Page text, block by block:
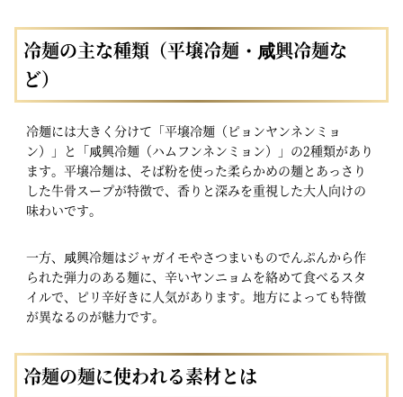
冷麺の主な種類（平壌冷麺・咸興冷麺な
ど）
冷麺には大きく分けて「平壌冷麺（ピョンヤンネンミョ
ン）」と「咸興冷麺（ハムフンネンミョン）」の2種類があり
ます。平壌冷麺は、そば粉を使った柔らかめの麺とあっさり
した牛骨スープが特徴で、香りと深みを重視した大人向けの
味わいです。
一方、咸興冷麺はジャガイモやさつまいものでんぷんから作
られた弾力のある麺に、辛いヤンニョムを絡めて食べるスタ
イルで、ピリ辛好きに人気があります。地方によっても特徴
が異なるのが魅力です。
冷麺の麺に使われる素材とは